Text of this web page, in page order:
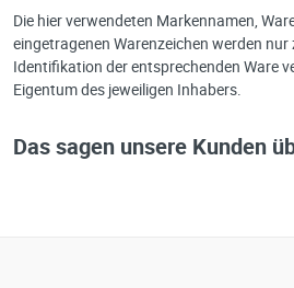
Die hier verwendeten Markennamen,
eingetragenen Warenzeichen werden
Identifikation der entsprechenden Ware
Eigentum des jeweiligen Inhabers.
Das sagen unsere Kunden